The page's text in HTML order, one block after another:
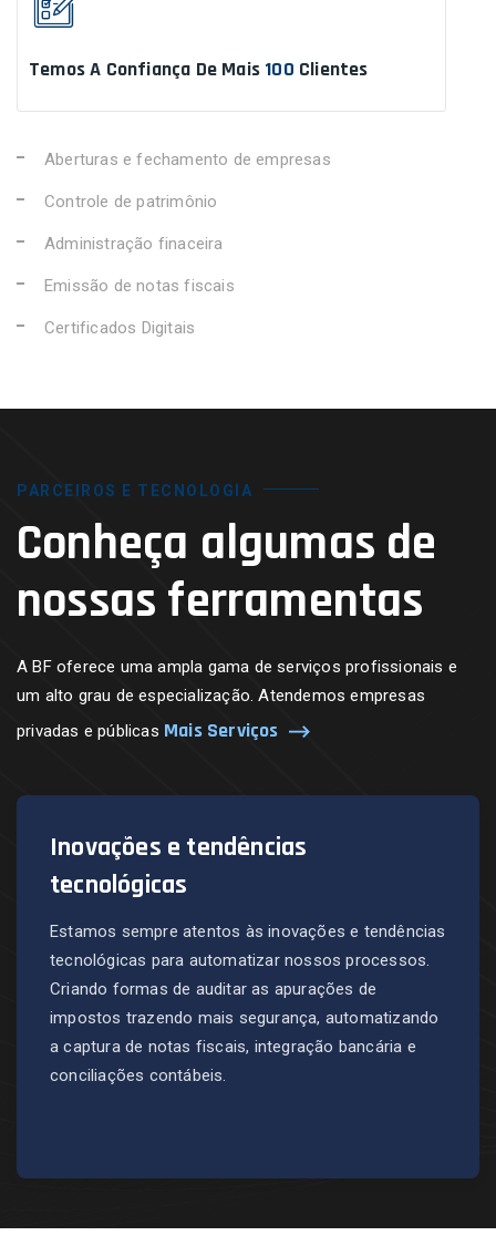
Temos A Confiança De Mais 100 Clientes
Aberturas e fechamento de empresas
Controle de patrimônio
Administração finaceira
Emissão de notas fiscais
Certificados Digitais
PARCEIROS E TECNOLOGIA
Conheça algumas de
nossas ferramentas
A BF oferece uma ampla gama de serviços profissionais e
um alto grau de especialização. Atendemos empresas
privadas e públicas Mais Serviços
Inovações e tendências
tecnológicas
Estamos sempre atentos às inovações e tendências
tecnológicas para automatizar nossos processos.
Criando formas de auditar as apurações de
impostos trazendo mais segurança, automatizando
a captura de notas fiscais, integração bancária e
conciliações contábeis.